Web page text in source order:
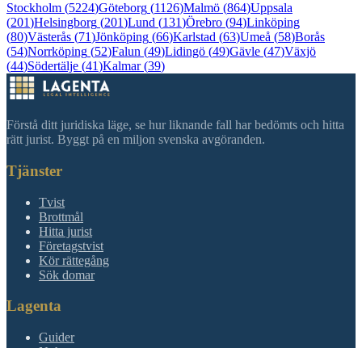
Stockholm (5224)Göteborg (1126)Malmö (864)Uppsala
(201)Helsingborg (201)Lund (131)Örebro (94)Linköping
(80)Västerås (71)Jönköping (66)Karlstad (63)Umeå (58)Borås
(54)Norrköping (52)Falun (49)Lidingö (49)Gävle (47)Växjö
(44)Södertälje (41)Kalmar(39)
Förstå ditt juridiska läge, se hur liknande fall har bedömts och hitta
rätt jurist. Byggt på en miljon svenska avgöranden.
Tjänster
Tvist
Brottmål
Hitta jurist
Företagstvist
Kör rättegång
Sök domar
Lagenta
Guider